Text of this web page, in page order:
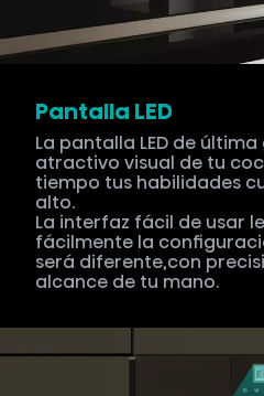
Pantalla LED
La pantalla LED de
atractivo visual de tu
tiempo tus habilidades
alto.
La interfaz fácil de usar
fácilmente la
será diferente,con
alcance de tu mano.